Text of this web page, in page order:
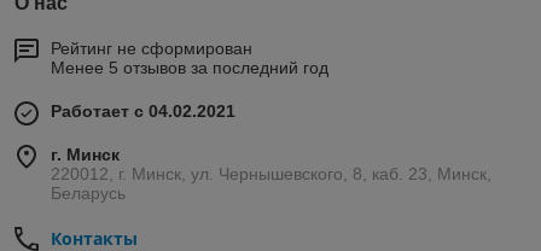
Рейтинг не сформирован
Менее 5 отзывов за последний год
Работает с 04.02.2021
г. Минск
220012, г. Минск, ул. Чернышевского, 8, каб. 23, Минск,
Беларусь
Контакты